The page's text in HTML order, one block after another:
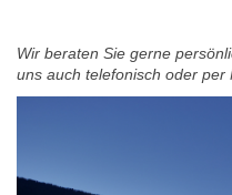
Wir beraten Sie gerne
uns auch telefonisch oder per